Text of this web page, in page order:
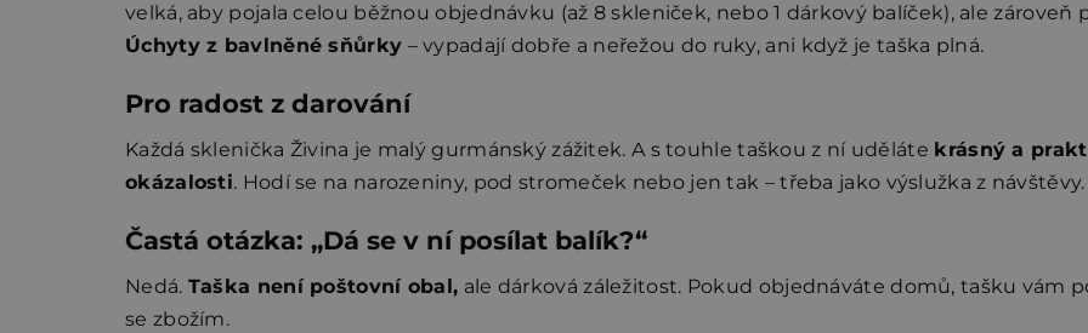
velká, aby pojala celou běžnou objednávku (až 8 skleniček, nebo 1 dárkový balíček), ale
Úchyty z bavlněné sňůrky – vypadají dobře a neřežou do ruky, ani když je taška plná.
Pro radost z darování
Každá sklenička Živina je malý gurmánský zážitek. A s touhle taškou z ní uděláte krásný a
okázalosti. Hodí se na narozeniny, pod stromeček nebo jen tak – třeba jako výslužka z návštěvy.
Častá otázka: „Dá se v ní posílat balík?“
Nedá. Taška není poštovní obal, ale dárková záležitost. Pokud objednáváte domů, tašku vám
se zbožím.